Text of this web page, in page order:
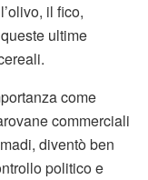
il fico,
ultime
come
commerciali
diventò ben
politico e